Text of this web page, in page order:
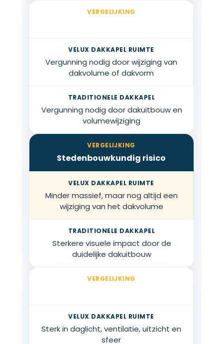
Vergunning nodig door wijziging van
dakvolume of dakvorm
Vergunning nodig door dakuitbouw en
volumewijziging
Stedenbouwkundig risico
Minder massief, maar nog altijd een
wijziging van het dakvolume
Sterkere visuele impact door de
duidelijke dakuitbouw
Sterk in daglicht, ventilatie, uitzicht en
sfeer